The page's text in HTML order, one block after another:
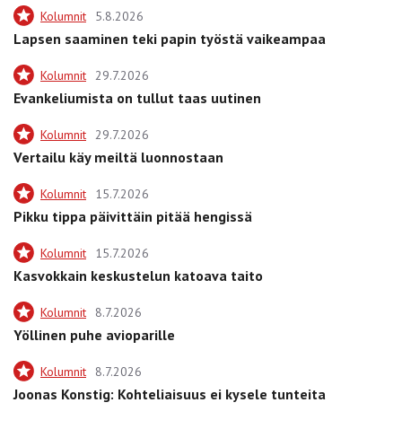
Kolumnit 5.8.2026
Lapsen saaminen teki papin työstä vaikeampaa
Kolumnit 29.7.2026
Evankeliumista on tullut taas uutinen
Kolumnit 29.7.2026
Vertailu käy meiltä luonnostaan
Kolumnit 15.7.2026
Pikku tippa päivittäin pitää hengissä
Kolumnit 15.7.2026
Kasvokkain keskustelun katoava taito
Kolumnit 8.7.2026
Yöllinen puhe avioparille
Kolumnit 8.7.2026
Joonas Konstig: Kohteliaisuus ei kysele tunteita